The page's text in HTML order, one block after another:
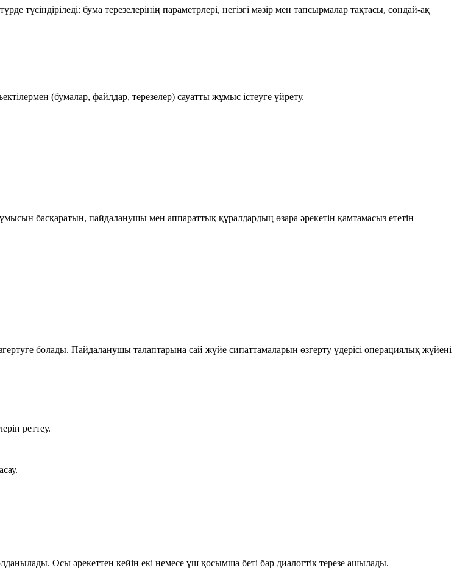
түсіндіріледі: бума терезелерінің параметрлері, негізгі мәзір мен тапсырмалар тақтасы, сондай-ақ
(бумалар, файлдар, терезелер) сауатты жұмыс істеуге үйрету.
басқаратын, пайдаланушы мен аппараттық құралдардың өзара әрекетін қамтамасыз ететін
болады. Пайдаланушы талаптарына сай жүйе сипаттамаларын өзгерту үдерісі операциялық жүйені
реттеу.
Осы әрекеттен кейін екі немесе үш қосымша беті бар диалогтік терезе ашылады.